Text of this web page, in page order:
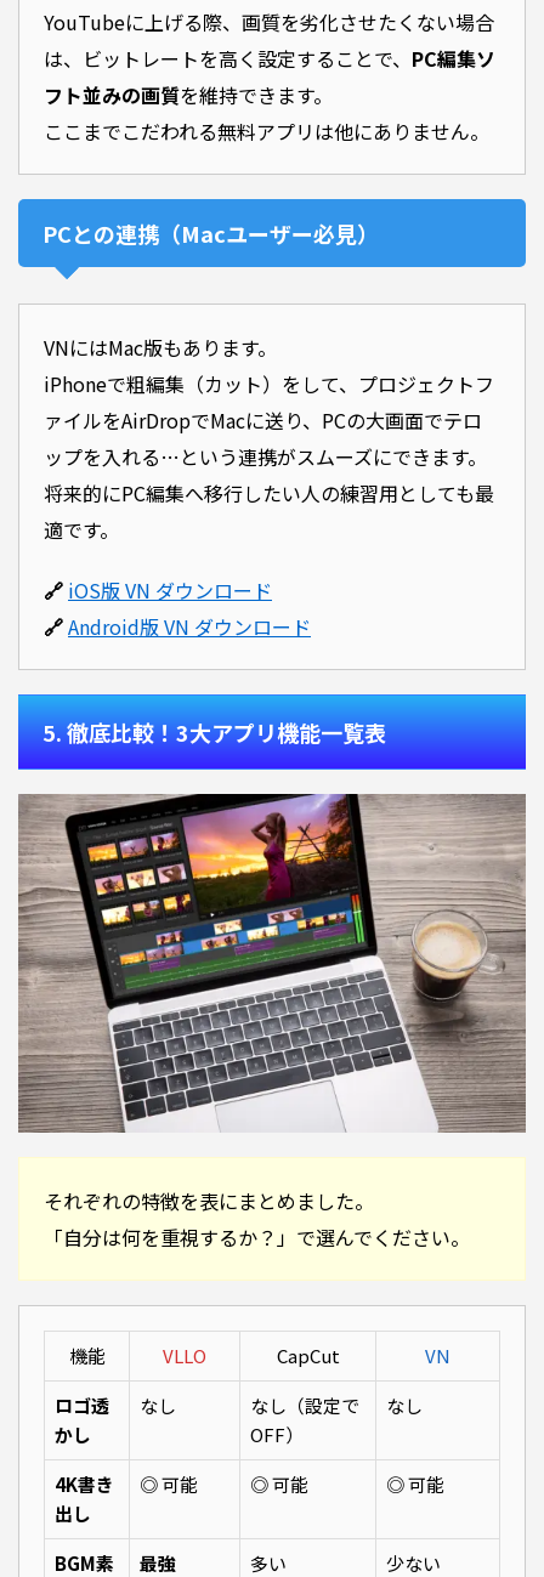
YouTubeに上げる際、画質を劣化させたくない場合
は、ビットレートを高く設定することで、 PC編集ソ
フト並みの画質を維持できます。
ここまでこだわれる無料アプリは他にありません。
PCとの連携（Macユーザー必見）
VNにはMac版もあります。
iPhoneで粗編集（カット）をして、プロジェクトフ
ァイルをAirDropでMacに送り、PCの大画面でテロ
ップを入れる…という連携がスムーズにできます。
将来的にPC編集へ移行したい人の練習用としても最
適です。
🔗 iOS版 VN ダウンロード
🔗Android版 VN ダウンロード
5. 徹底比較！3大アプリ機能一覧表
それぞれの特徴を表にまとめました。
「自分は何を重視するか？」で選んでください。
機能 VLLO CapCut
VN
ロゴ透
かし
なし
なし（設定で
OFF）
なし
4K書き
出し
◎ 可能 ◎ 可能 ◎ 可能
BGM素
最強
多い
少ない